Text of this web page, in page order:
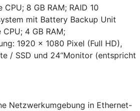
8 GB RAM; RAID 10
mit Battery Backup Unit
4 GB RAM;
1920 x 1080 Pixel (Full HD),
/ SSD und 24“Monitor (entspricht
Netzwerkumgebung in Ethernet-